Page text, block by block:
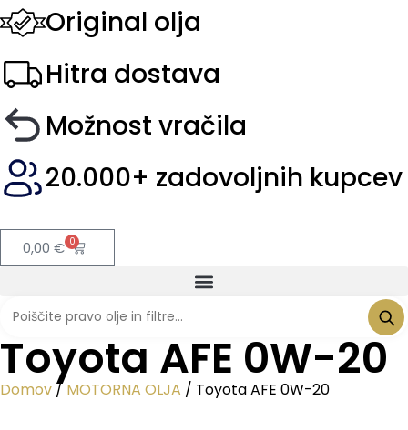
Original olja
Hitra dostava
Možnost vračila
20.000+ zadovoljnih kupcev
0,00 € 0
Toyota AFE 0W-20
Domov /MOTORNA OLJA / Toyota AFE 0W-20